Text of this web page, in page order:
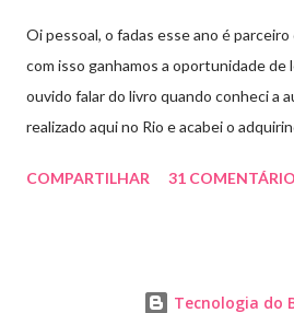
Oi pessoal, o fadas esse ano é
com isso ganhamos a oportunidade de
ouvido falar do livro quando conheci a
realizado aqui no Rio e acabei o
cada capítulo tem uns coraçõezinhos
COMPARTILHAR 31
Tecnologia do